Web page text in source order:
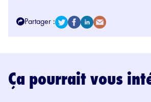
Partager :
Ça pourrait vous